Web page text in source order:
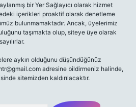
bir Yer Sağlayıcı olarak hizmet
içerikleri proaktif olarak denetleme
bulunmamaktadır. Ancak, üyelerimiz
taşımakta olup, siteye üye olarak
aykırı olduğunu düşündüğünüz
adresine bildirmeniz halinde,
sitemizden kaldırılacaktır.